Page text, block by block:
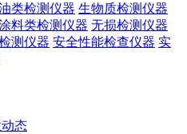
类检测仪器 生物质检测仪器
料类检测仪器 无损检测仪器
测仪器 安全性能检查仪器 实
态